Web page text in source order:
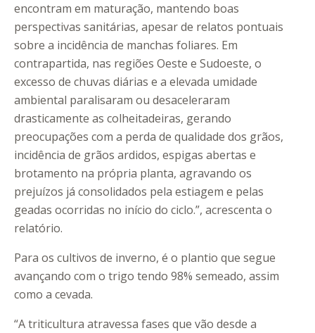
encontram em maturação, mantendo boas
perspectivas sanitárias, apesar de relatos pontuais
sobre a incidência de manchas foliares. Em
contrapartida, nas regiões Oeste e Sudoeste, o
excesso de chuvas diárias e a elevada umidade
ambiental paralisaram ou desaceleraram
drasticamente as colheitadeiras, gerando
preocupações com a perda de qualidade dos grãos,
incidência de grãos ardidos, espigas abertas e
brotamento na própria planta, agravando os
prejuízos já consolidados pela estiagem e pelas
geadas ocorridas no início do ciclo.”, acrescenta o
relatório.
Para os cultivos de inverno, é o plantio que segue
avançando com o trigo tendo 98% semeado, assim
como a cevada.
“A triticultura atravessa fases que vão desde a